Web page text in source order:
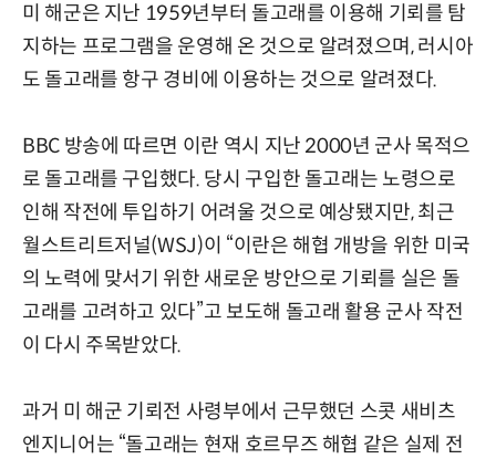
미 해군은 지난 1959년부터 돌고래를 이용해 기뢰를 탐
지하는 프로그램을 운영해 온 것으로 알려졌으며, 러시아
도 돌고래를 항구 경비에 이용하는 것으로 알려졌다.
BBC 방송에 따르면 이란 역시 지난 2000년 군사 목적으
로 돌고래를 구입했다. 당시 구입한 돌고래는 노령으로
인해 작전에 투입하기 어려울 것으로 예상됐지만, 최근
월스트리트저널(WSJ)이 “이란은 해협 개방을 위한 미국
의 노력에 맞서기 위한 새로운 방안으로 기뢰를 실은 돌
고래를 고려하고 있다”고 보도해 돌고래 활용 군사 작전
이 다시 주목받았다.
과거 미 해군 기뢰전 사령부에서 근무했던 스콧 새비츠
엔지니어는 “돌고래는 현재 호르무즈 해협 같은 실제 전